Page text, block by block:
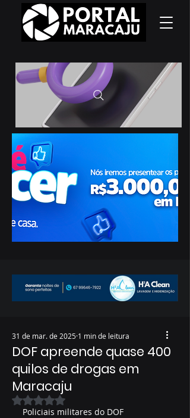
DOF apreende quase 400
quilos de drogas em
Maracaju
31 de mar. de 2025 1 min de leitura
Avaliado com NaN de 5 estrelas.
Policiais militares do DOF